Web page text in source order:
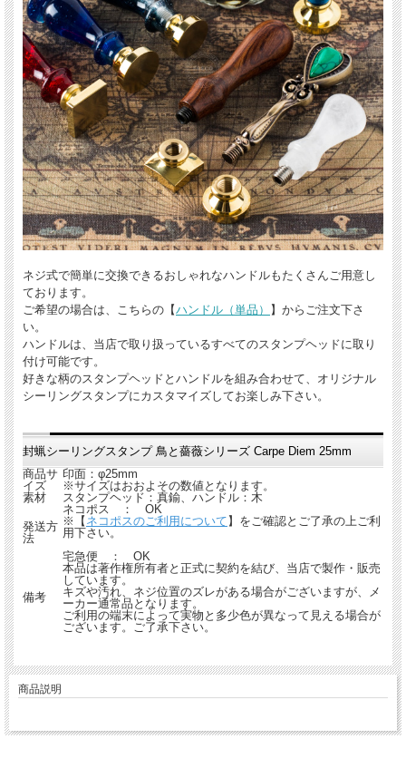
ネジ式で簡単に交換できるおしゃれなハンドルもたくさんご用意し
ております。
ご希望の場合は、こちらの【ハンドル（単品）
】からご注文下さ
い。
ハンドルは、当店で取り扱っているすべてのスタンプヘッドに取り
付け可能です。
好きな柄のスタンプヘッドとハンドルを組み合わせて、オリジナル
シーリングスタンプにカスタマイズしてお楽しみ下さい。
封蝋シーリングスタンプ 鳥と薔薇シリーズ Carpe Diem 25mm
商品サ
イズ
印面：φ25mm
※サイズはおおよその数値となります。
素材
スタンプヘッド：真鍮、ハンドル：木
発送方
法
ネコポス ： OK
※【 ネコポスのご利用について 】をご確認とご了承の上ご利
用下さい。
宅急便 ： OK
備考
本品は著作権所有者と正式に契約を結び、当店で製作・販売
しています。
キズや汚れ、ネジ位置のズレがある場合がございますが、メ
ーカー通常品となります。
ご利用の端末によって実物と多少色が異なって見える場合が
ございます。ご了承下さい。
商品説明